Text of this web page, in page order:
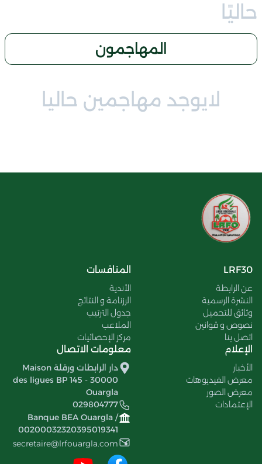
حاليًا
المهاجمون
لايوجد مهاجمين حاليا
LRF30
عن الرابطة
النشرة الرسمية
وثائق للتحميل
نصوص و قوانين
اتصل بنا
المنافسات
الأندية
الرزنامة و النتائج
جدول الترتيب
الملاعب
مركز الإحصائيات
الإعلام
الأخبار
معرض الفيديوهات
معرض الصور
الإعتمادات
معلومات الاتصال
دار الرابطات ورقلة Maison
des ligues BP 145 - 30000
Ouargla
029804777
Banque BEA Ouargla /
00200032320395019341
secretaire@lrfouargla.com